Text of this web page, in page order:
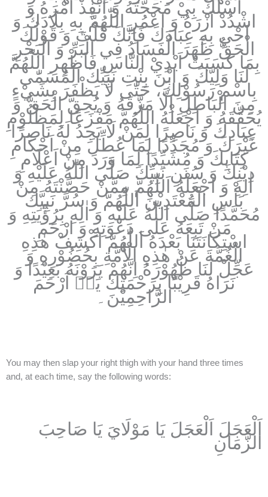
اسْلُكْ بِيْ مَحَجَّتَهُ وَ اَنْفِذْ اَمْرَهُ وَ
اشْدُدْ اَزْرَهُ وَ اعْمُرِ اللّٰهُمَّ بِهِ بِلَادَكَ وَ
اَحْيِ بِهِ عِبَادَكَ فَاِنَّكَ قُلْتَ وَ قَوْلُكَ
الْحَقُّ ظَهَرَ الْفَسَادُ فِي الْبَرِّ وَ الْبَحْرِ
بِمَا كَسَبَتْ اَيْدِيْ النَّاسِ فَاَظْهِرِ اللّٰهُمَّ
لَنَا وَلِيَّكَ وَ ابْنَ بِنْتِ نَبِيِّكَ الْمُسَمّٰى
بِاسْمِ رَسُوْلِكَ، حَتّٰى لَا يَظْفَرَ بِشَيْ‏ءٍ
مِنَ الْبَاطِلِ اِلَّا مَزَّقَهُ وَ يُحِقَّ الْحَقَّ وَ
يُحَقِّقَهُ وَ اجْعَلْهُ اللّٰهُمَّ مَفْزَعًا لِمَظْلُوْمِ
عِبَادِكَ وَ نَاصِرًا لِمَنْ لَا يَجِدُ لَهُ نَاصِرًا
غَيْرَكَ وَ مُجَدِّدًا لِمَا عُطِّلَ مِنْ اَحْكَامِ
كِتَابِكَ وَ مُشَيِّدًا لِمَا وَرَدَ مِنْ اَعْلَامِ
دِيْنِكَ وَ سُنَنِ نَبِيِّكَ صَلَّى اللّٰهُ عَلَيْهِ وَ
اٰلِهِ وَ اجْعَلْهُ اَللّٰهُمَّ مِمَّنْ حَصَّنْتَهُ مِنْ
بَأْسِ الْمُعْتَدِيْنَ اَللّٰهُمَّ وَ سُرَّ نَبِيَّكَ
مُحَمَّدًا صَلَّى اللّٰهُ عَلَيْهِ وَ اٰلِهِ بِرُؤْيَتِهِ وَ
مَنْ تَبِعَهُ عَلٰى دَعْوَتِهِ وَ ارْحَمِ
اسْتِكَانَتَنَا بَعْدَهُ اَللّٰهُمَّ اكْشِفْ هٰذِهِ
الْغُمَّةَ عَنْ هٰذِهِ الْاُمَّةِ بِحُضُوْرِهِ وَ
عَجِّلْ لَنَا ظُهُوْرَهُ اِنَّهُمْ يَرَوْنَهُ بَعِيْدًا وَ
نَرَاهُ قَرِيْبًا بِرَحْمَتِكَ يَاۤ اَرْحَمَ
الرَّاحِمِيْنَ۔
You may then slap your right thigh with your hand three times
and, at each time, say the following words:
اَلْعَجَلَ اَلْعَجَلَ يَا مَوْلَايَ يَا صَاحِبَ
الزَّمَانِ